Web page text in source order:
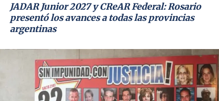
JADAR Junior 2027 y CReAR Federal: Rosario
presentó los avances a todas las provincias
argentinas